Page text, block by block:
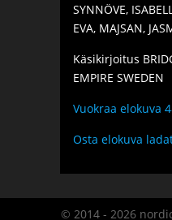
SYNNÖVE,
EVA, MAJSAN,
Käsikirjoitus
EMPIRE SWEDEN
Vuokraa elokuva
Osta elokuva
© 2014 - 2026